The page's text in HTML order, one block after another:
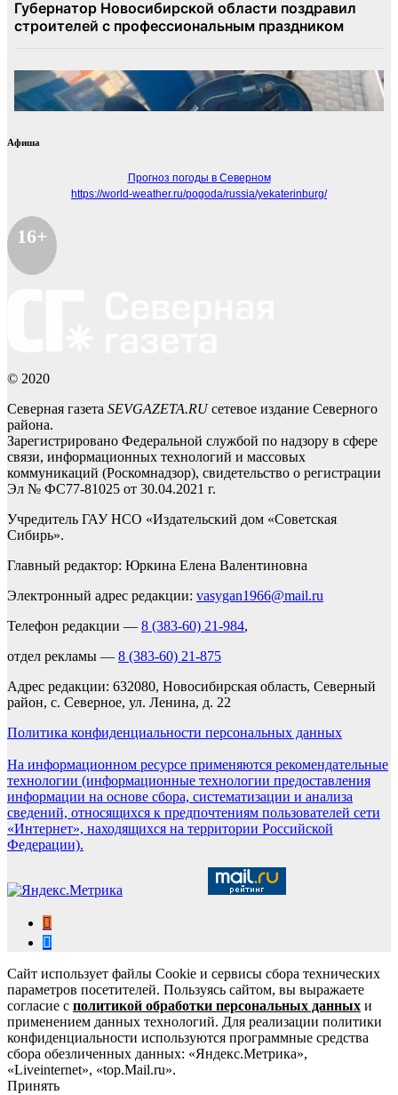
Афиша
Прогноз погоды в Северном
https://world-weather.ru/pogoda/russia/yekaterinburg/
16+
© 2020
Северная газета SEVGAZETA.RUсетевое издание Северного
района.
Зарегистрировано Федеральной службой по надзору в сфере
связи, информационных технологий и массовых
коммуникаций (Роскомнадзор), свидетельство о регистрации
Эл № ФС77-81025 от 30.04.2021 г.
Учредитель ГАУ НСО «Издательский дом «Советская
Сибирь».
Главный редактор: Юркина Елена Валентиновна
Электронный адрес редакции: vasygan1966@mail.ru
Телефон редакции — 8 (383-60) 21-984,
отдел рекламы — 8 (383-60) 21-875
Адрес редакции: 632080, Новосибирская область, Северный
район, с. Северное, ул. Ленина, д. 22
Политика конфиденциальности персональных данных
На информационном ресурсе применяются рекомендательные
технологии (информационные технологии предоставления
информации на основе сбора, систематизации и анализа
сведений, относящихся к предпочтениям пользователей сети
«Интернет», находящихся на территории Российской
Федерации).
Сайт использует файлы Cookie и сервисы сбора технических
параметров посетителей. Пользуясь сайтом, вы выражаете
согласие с политикой обработки персональных данных и
применением данных технологий. Для реализации политики
конфиденциальности используются программные средства
сбора обезличенных данных: «Яндекс.Метрика»,
«Liveinternet», «top.Mail.ru».
Принять